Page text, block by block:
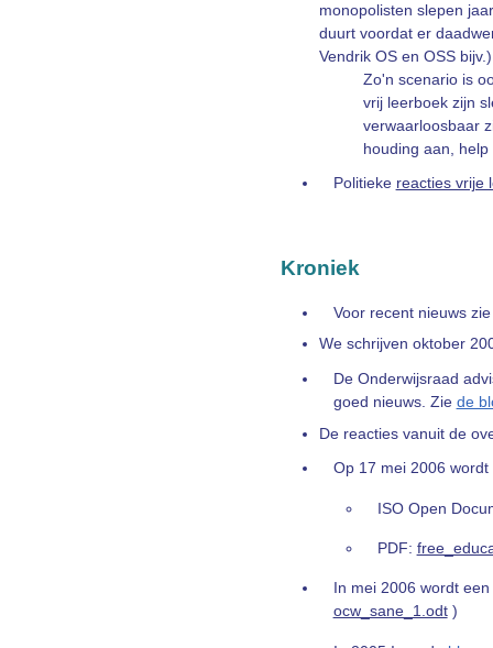
monopolisten slepen
duurt voordat er
Vendrik OS en OSS
Zo'n scenario is
vrij leerboek zijn
verwaarloosbaar
houding aan,
Politieke reacties vrije
Kroniek
Voor recent nieuws
We schrijven oktober
De Onderwijsraad
goed nieuws. Zie de
De reacties vanuit de
Op 17 mei 2006
ISO Open
PDF:
In mei 2006 wordt
ocw_sane_1.odt)